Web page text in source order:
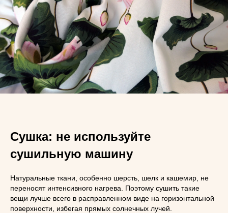
Сушка: не используйте
сушильную машину
Натуральные ткани, особенно шерсть, шелк и кашемир, не
переносят интенсивного нагрева. Поэтому сушить такие
вещи лучше всего в расправленном виде на горизонтальной
поверхности, избегая прямых солнечных лучей.